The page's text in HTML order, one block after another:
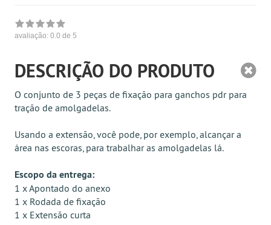
avaliação: 0.0 de 5
DESCRIÇÃO DO PRODUTO
O conjunto de 3 peças de fixação para ganchos pdr para
tração de amolgadelas.
Usando a extensão, você pode, por exemplo, alcançar a
área nas escoras, para trabalhar as amolgadelas lá.
Escopo da entrega:
1 x Apontado do anexo
1 x Rodada de fixação
1 x Extensão curta